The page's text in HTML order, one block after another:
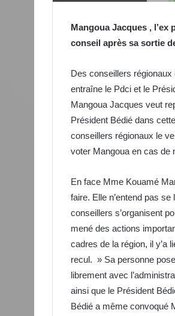
Mangoua Jacques ,
conseil après sa sortie
Des conseillers régionaux
entraîne le Pdci et le
Mangoua Jacques veut
Président Bédié dans
conseillers régionaux le
voter Mangoua en cas de
En face Mme Kouamé
faire. Elle n’entend pas
conseillers s’organisent
mené des actions
cadres de la région, il y’a
recul. » Sa personne
librement avec
ainsi que le Président
Bédié a même convoqué